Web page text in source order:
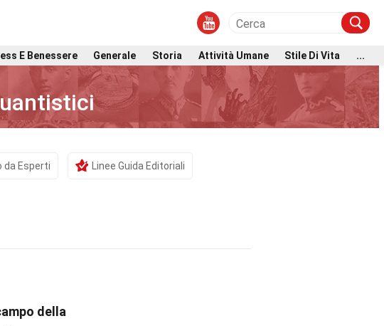
E Benessere Generale Storia Attività Umane Stile Di Vita
...
da Esperti Linee Guida Editoriali
della